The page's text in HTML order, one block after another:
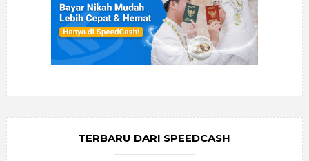
TERBARU DARI SPEEDCASH